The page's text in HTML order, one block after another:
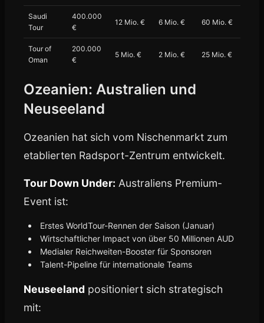
Saudi
Tour
400.000
€
12 Mio. € 6 Mio. € 60 Mio. €
Tour of
Oman
200.000
€
5 Mio. € 2 Mio. € 25 Mio. €
Ozeanien: Australien und
Neuseeland
Ozeanien hat sich vom Nischenmarkt zum
etablierten Radsport-Zentrum entwickelt.
Tour Down Under: Australiens Premium-
Event ist:
Erstes WorldTour-Rennen der Saison (Januar)
Wirtschaftlicher Impact von über 50 Millionen AUD
Medialer Reichweiten-Booster für Sponsoren
Talent-Pipeline für internationale Teams
Neuseeland positioniert sich strategisch
mit: